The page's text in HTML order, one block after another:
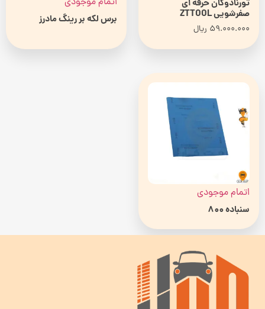
تورنادوگان حرفه ای
صفرشویی ZTTOOL
59.000.000 ریال
برس لکه بر رینگ مادرز
اتمام موجودی
سنباده 800